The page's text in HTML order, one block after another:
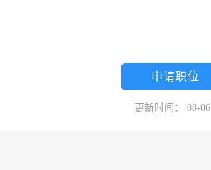
申请职位
更新时间： 08-06